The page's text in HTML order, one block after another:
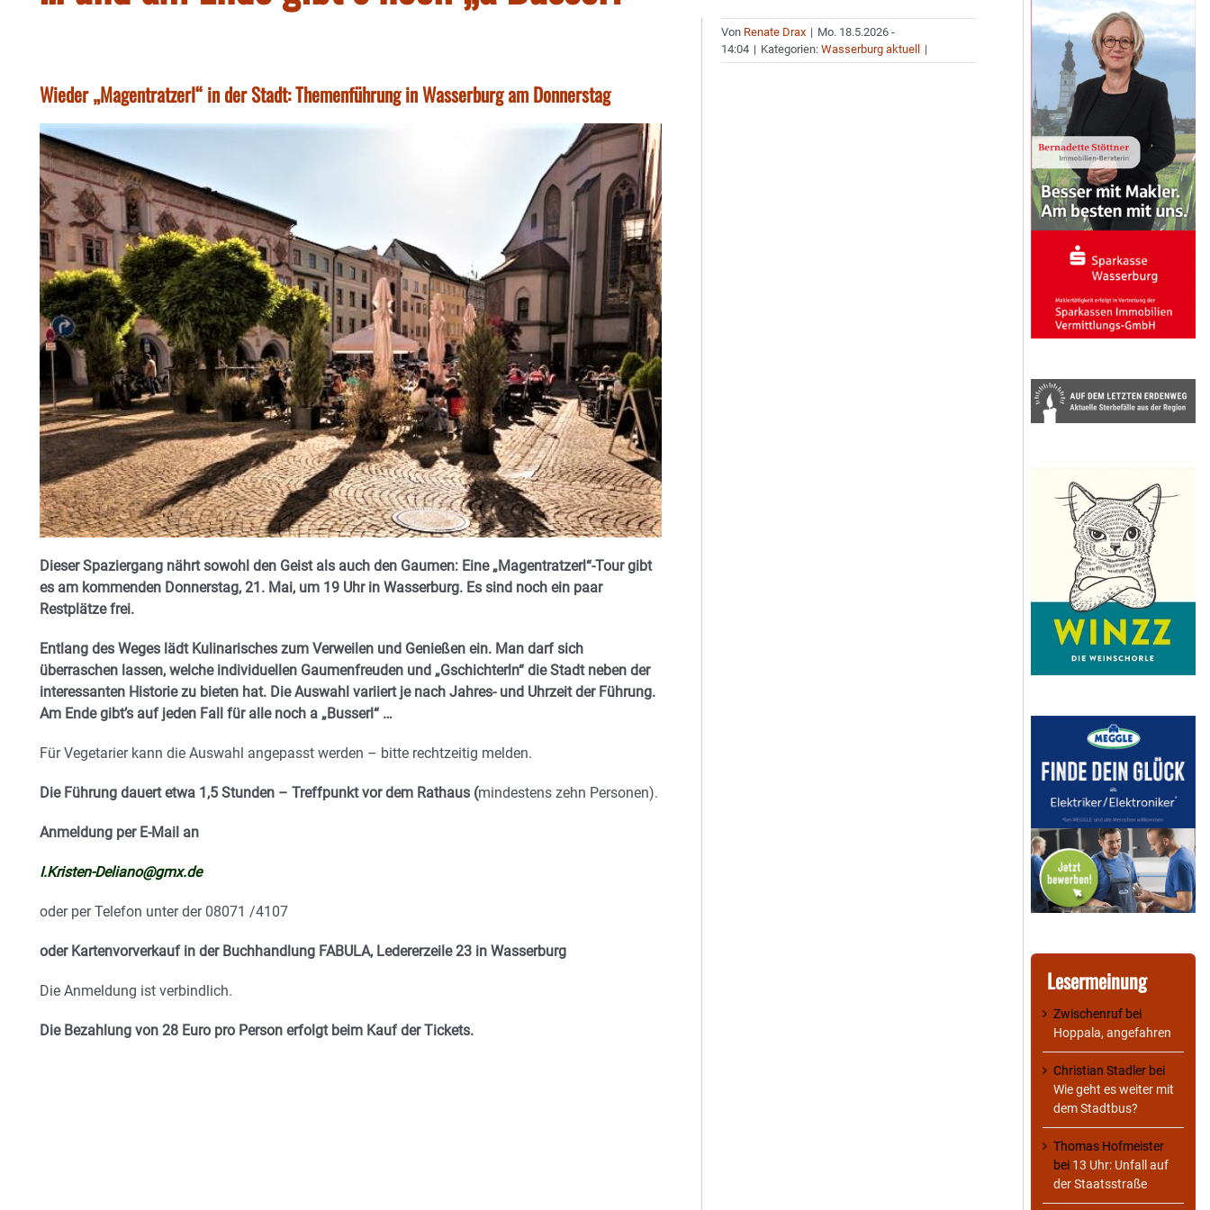
Wieder „Magentratzerl“ in der Stadt: Themenführung in Wasserburg am Donnerstag
Dieser Spaziergang nährt sowohl den Geist als auch den Gaumen: Eine „Magentratzerl“-Tour gibt
es am kommenden Donnerstag, 21. Mai, um 19 Uhr in Wasserburg. Es sind noch ein paar
Restplätze frei.
Entlang des Weges lädt Kulinarisches zum Verweilen und Genießen ein. Man darf sich
überraschen lassen, welche individuellen Gaumenfreuden und „Gschichterln“ die Stadt neben der
interessanten Historie zu bieten hat. Die Auswahl variiert je nach Jahres- und Uhrzeit der Führung.
Am Ende gibt’s auf jeden Fall für alle noch a „Busserl“ …
Für Vegetarier kann die Auswahl angepasst werden – bitte rechtzeitig melden.
Die Führung dauert etwa 1,5 Stunden – Treffpunkt vor dem Rathaus (mindestens zehn Personen).
Anmeldung per E-Mail an
I.Kristen-Deliano@gmx.de
oder per Telefon unter der 08071 /4107
oder Kartenvorverkauf in der Buchhandlung FABULA, Ledererzeile 23 in Wasserburg
Die Anmeldung ist verbindlich.
Die Bezahlung von 28 Euro pro Person erfolgt beim Kauf der Tickets.
Von Renate Drax | Mo. 18.5.2026 -
14:04 | Kategorien:Wasserburg aktuell |
Lesermeinung
Zwischenruf bei
Hoppala, angefahren
Christian Stadler bei
Wie geht es weiter mit
dem Stadtbus?
Thomas Hofmeister
bei 13 Uhr: Unfall auf
der Staatsstraße